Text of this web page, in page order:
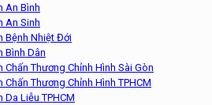
An Bình
An Sinh
Bệnh Nhiệt Đới
Bình Dân
Thương Chỉnh Hình Sài Gòn
Thương Chỉnh Hình TPHCM
Liễu TPHCM